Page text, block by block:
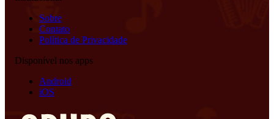
Sobre
Contato
Política de Privacidade
Disponível nos apps
Android
iOS